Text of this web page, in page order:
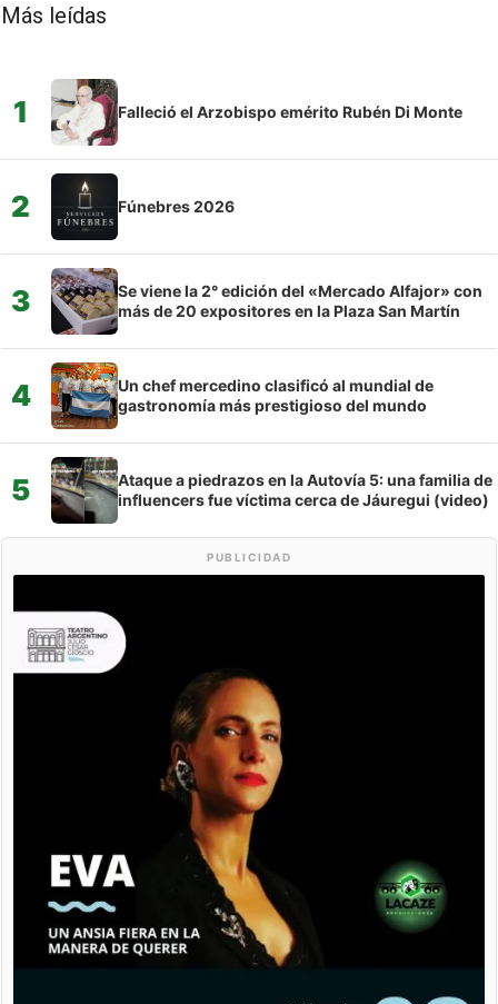
Más leídas
1 Falleció el Arzobispo emérito Rubén Di Monte
2 Fúnebres 2026
3
Se viene la 2° edición del «Mercado Alfajor» con
más de 20 expositores en la Plaza San Martín
4
Un chef mercedino clasificó al mundial de
gastronomía más prestigioso del mundo
5
Ataque a piedrazos en la Autovía 5: una familia de
influencers fue víctima cerca de Jáuregui (video)
PUBLICIDAD